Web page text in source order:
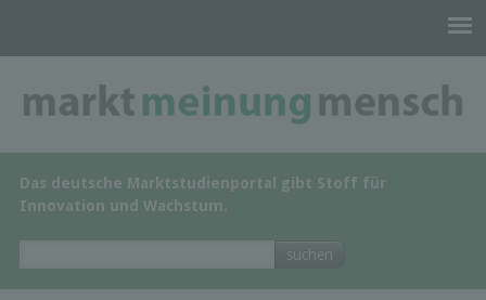
Das deutsche Marktstudienportal gibt Stoff für
Innovation und Wachstum.